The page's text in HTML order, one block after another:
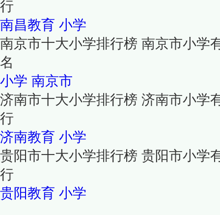
行
南昌教育 小学
南京市十大小学排行榜 南京市小学
名
小学 南京市
济南市十大小学排行榜 济南市小学
行
济南教育 小学
贵阳市十大小学排行榜 贵阳市小学
行
贵阳教育 小学